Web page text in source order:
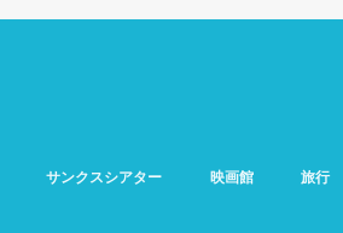
サンクスシアター 映画館 旅行